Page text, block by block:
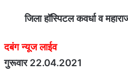
जिला हॉस्पिटल कवर्धा व
दबंग न्यूज लाईव
गुरूवार 22.04.2021